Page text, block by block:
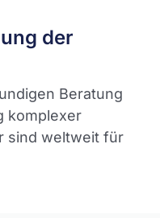
der
Beratung
komplexer
sind weltweit für